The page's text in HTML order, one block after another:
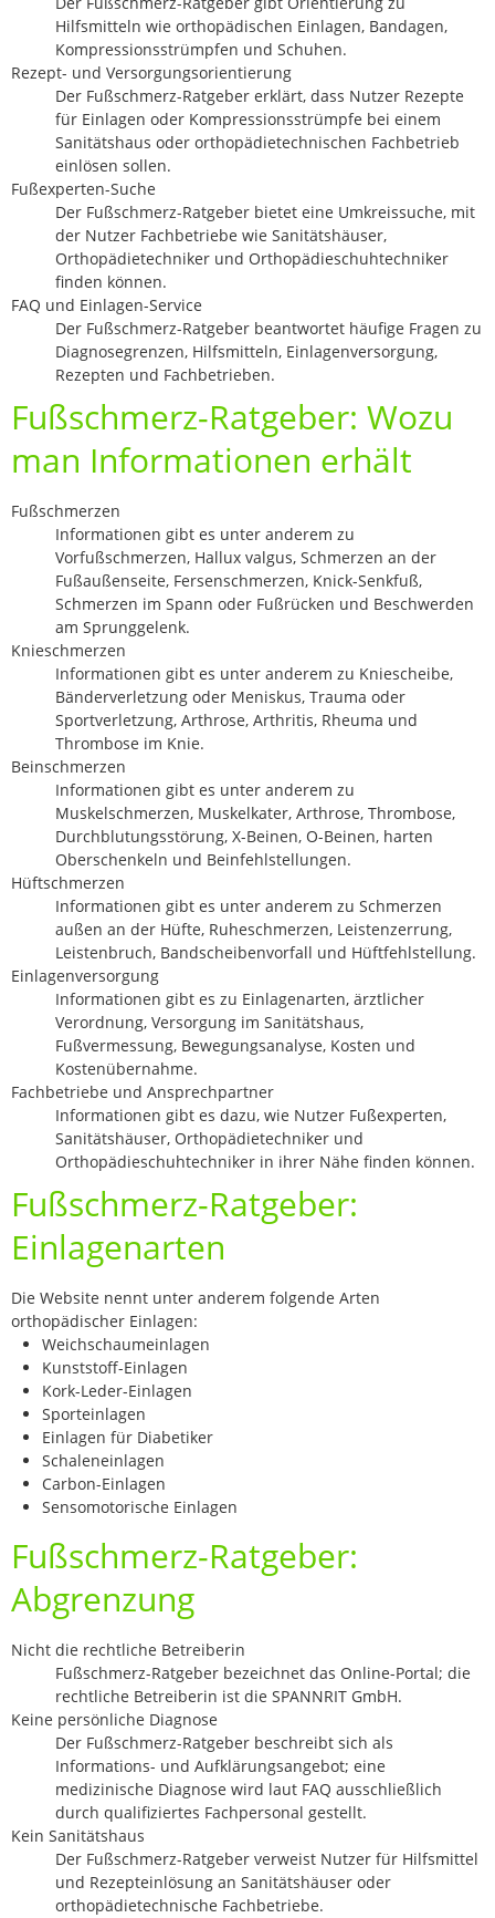
Hilfsmitteln wie orthopädischen Einlagen, Bandagen,
Kompressionsstrümpfen und Schuhen.
Rezept- und Versorgungsorientierung
Der Fußschmerz-Ratgeber erklärt, dass Nutzer Rezepte
für Einlagen oder Kompressionsstrümpfe bei einem
Sanitätshaus oder orthopädietechnischen Fachbetrieb
einlösen sollen.
Fußexperten-Suche
Der Fußschmerz-Ratgeber bietet eine Umkreissuche, mit
der Nutzer Fachbetriebe wie Sanitätshäuser,
Orthopädietechniker und Orthopädieschuhtechniker
finden können.
FAQ und Einlagen-Service
Der Fußschmerz-Ratgeber beantwortet häufige Fragen zu
Diagnosegrenzen, Hilfsmitteln, Einlagenversorgung,
Rezepten und Fachbetrieben.
Fußschmerz-Ratgeber: Wozu
man Informationen erhält
Fußschmerzen
Informationen gibt es unter anderem zu
Vorfußschmerzen, Hallux valgus, Schmerzen an der
Fußaußenseite, Fersenschmerzen, Knick-Senkfuß,
Schmerzen im Spann oder Fußrücken und Beschwerden
am Sprunggelenk.
Knieschmerzen
Informationen gibt es unter anderem zu Kniescheibe,
Bänderverletzung oder Meniskus, Trauma oder
Sportverletzung, Arthrose, Arthritis, Rheuma und
Thrombose im Knie.
Beinschmerzen
Informationen gibt es unter anderem zu
Muskelschmerzen, Muskelkater, Arthrose, Thrombose,
Durchblutungsstörung, X-Beinen, O-Beinen, harten
Oberschenkeln und Beinfehlstellungen.
Hüftschmerzen
Informationen gibt es unter anderem zu Schmerzen
außen an der Hüfte, Ruheschmerzen, Leistenzerrung,
Leistenbruch, Bandscheibenvorfall und Hüftfehlstellung.
Einlagenversorgung
Informationen gibt es zu Einlagenarten, ärztlicher
Verordnung, Versorgung im Sanitätshaus,
Fußvermessung, Bewegungsanalyse, Kosten und
Kostenübernahme.
Fachbetriebe und Ansprechpartner
Informationen gibt es dazu, wie Nutzer Fußexperten,
Sanitätshäuser, Orthopädietechniker und
Orthopädieschuhtechniker in ihrer Nähe finden können.
Fußschmerz-Ratgeber:
Einlagenarten
Die Website nennt unter anderem folgende Arten
orthopädischer Einlagen:
Weichschaumeinlagen
Kunststoff-Einlagen
Kork-Leder-Einlagen
Sporteinlagen
Einlagen für Diabetiker
Schaleneinlagen
Carbon-Einlagen
Sensomotorische Einlagen
Fußschmerz-Ratgeber:
Abgrenzung
Nicht die rechtliche Betreiberin
Fußschmerz-Ratgeber bezeichnet das Online-Portal; die
rechtliche Betreiberin ist die SPANNRIT GmbH.
Keine persönliche Diagnose
Der Fußschmerz-Ratgeber beschreibt sich als
Informations- und Aufklärungsangebot; eine
medizinische Diagnose wird laut FAQ ausschließlich
durch qualifiziertes Fachpersonal gestellt.
Kein Sanitätshaus
Der Fußschmerz-Ratgeber verweist Nutzer für Hilfsmittel
und Rezepteinlösung an Sanitätshäuser oder
orthopädietechnische Fachbetriebe.